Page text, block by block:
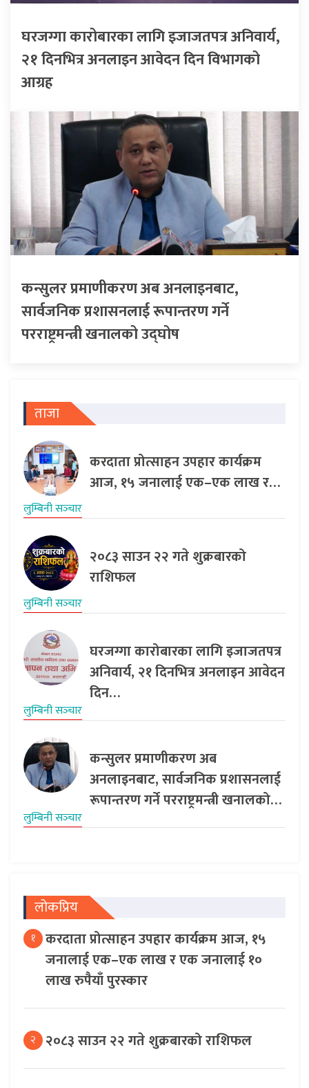
घरजग्गा कारोबारका लागि इजाजतपत्र अनिवार्य,
२१ दिनभित्र अनलाइन आवेदन दिन विभागको
आग्रह
कन्सुलर प्रमाणीकरण अब अनलाइनबाट,
सार्वजनिक प्रशासनलाई रूपान्तरण गर्ने
परराष्ट्रमन्त्री खनालको उद्घोष
ताजा
करदाता प्रोत्साहन उपहार कार्यक्रम
आज, १५ जनालाई एक–एक लाख र…
लुम्बिनी सञ्‍चार
२०८३ साउन २२ गते शुक्रबारको
राशिफल
लुम्बिनी सञ्‍चार
घरजग्गा कारोबारका लागि इजाजतपत्र
अनिवार्य, २१ दिनभित्र अनलाइन आवेदन
दिन…
लुम्बिनी सञ्‍चार
कन्सुलर प्रमाणीकरण अब
अनलाइनबाट, सार्वजनिक प्रशासनलाई
रूपान्तरण गर्ने परराष्ट्रमन्त्री खनालको…
लुम्बिनी सञ्‍चार
लोकप्रिय
१ करदाता प्रोत्साहन उपहार कार्यक्रम आज, १५
जनालाई एक–एक लाख र एक जनालाई १०
लाख रुपैयाँ पुरस्कार
२ २०८३ साउन २२ गते शुक्रबारको राशिफल